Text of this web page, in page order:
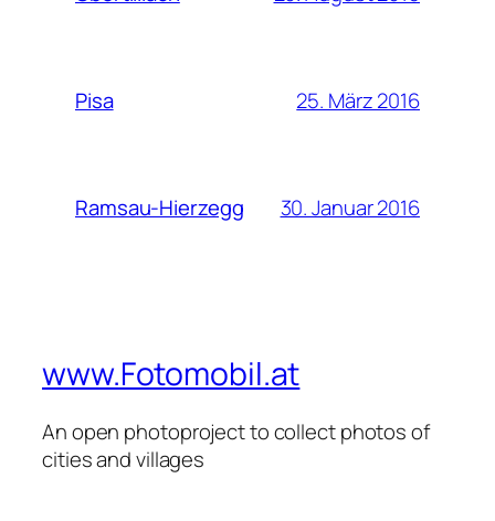
Pisa 25. März 2016
Ramsau-Hierzegg 30. Januar 2016
www.Fotomobil.at
An open photoproject to collect photos of
cities and villages